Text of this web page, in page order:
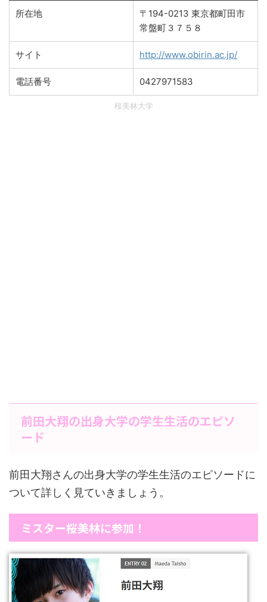
所在地
〒194-0213 東京都町田市
常盤町３７５８
サイト http://www.obirin.ac.jp/
電話番号 0427971583
桜美林大学
前田大翔の出身大学の学生生活のエピソ
ード
前田大翔さんの出身大学の学生生活のエピソードに
ついて詳しく見ていきましょう。
ミスター桜美林に参加！